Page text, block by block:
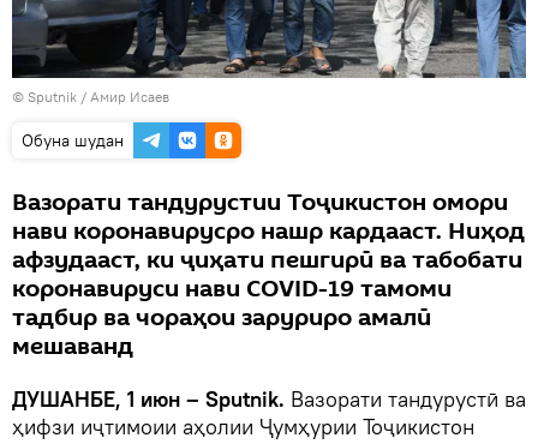
© Sputnik / Амир Исаев
Обуна шудан
Вазорати тандурустии Тоҷикистон омори
нави коронавирусро нашр кардааст. Ниҳод
афзудааст, ки ҷиҳати пешгирӣ ва табобати
коронавируси нави CОVID-19 тамоми
тадбир ва чораҳои заруриро амалӣ
мешаванд
ДУШАНБЕ, 1 июн – Sputnik. Вазорати тандурустӣ ва
ҳифзи иҷтимоии аҳолии Ҷумҳурии Тоҷикистон